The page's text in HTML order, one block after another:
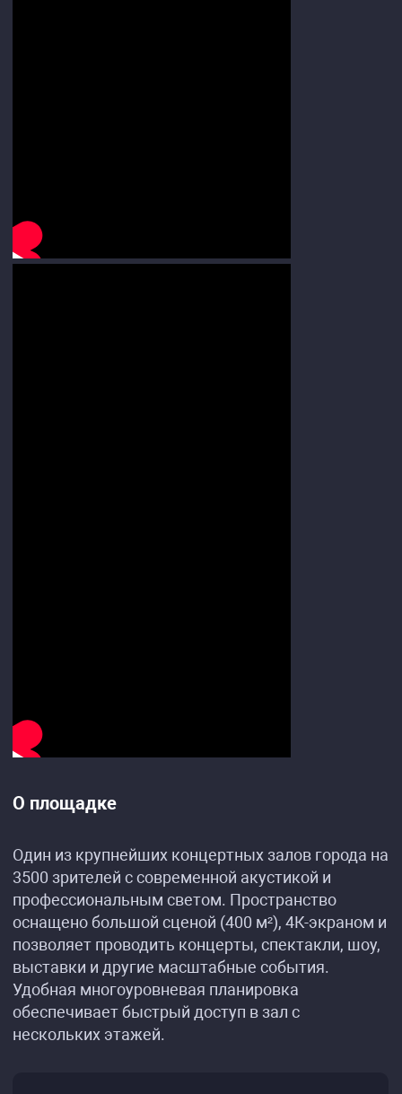
О площадке
Один из крупнейших концертных залов города на
3500 зрителей с современной акустикой и
профессиональным светом. Пространство
оснащено большой сценой (400 м²), 4К-экраном и
позволяет проводить концерты, спектакли, шоу,
выставки и другие масштабные события.
Удобная многоуровневая планировка
обеспечивает быстрый доступ в зал с
нескольких этажей.